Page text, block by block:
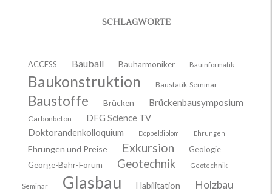
SCHLAGWORTE
ACCESS Bauball Bauharmoniker Bauinformatik
Baukonstruktion Baustatik-Seminar
Baustoffe Brücken Brückenbausymposium
Carbonbeton
DFG Science TV
Doktorandenkolloquium
Doppeldiplom Ehrungen
Ehrungen und Preise Exkursion
Geologie
George-Bähr-Forum
Geotechnik Geotechnik-
Seminar Glasbau Habilitation Holzbau